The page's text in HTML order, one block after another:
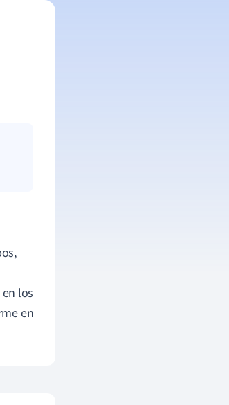
los
en